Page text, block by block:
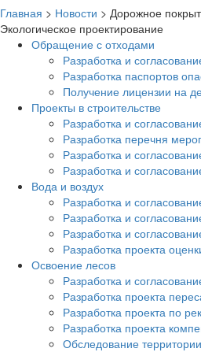
Главная > Новости > Дорожное
Экологическое проектирование
Обращение с отходами
Разработка и
Разработка паспортов
Получение лицензии на
Проекты в строительстве
Разработка и
Разработка перечня
Разработка и
Разработка и
Вода и воздух
Разработка и
Разработка и
Разработка и
Разработка проекта
Освоение лесов
Разработка и
Разработка проекта
Разработка проекта по
Разработка проекта
Обследование